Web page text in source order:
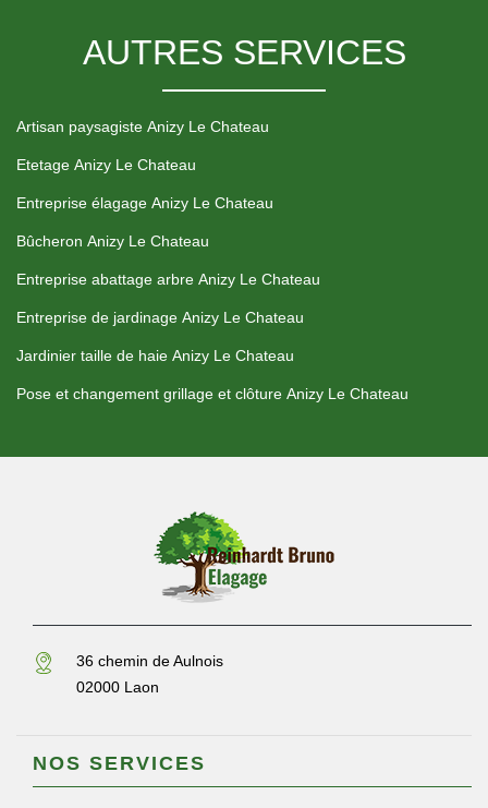
AUTRES SERVICES
Artisan paysagiste Anizy Le Chateau
Etetage Anizy Le Chateau
Entreprise élagage Anizy Le Chateau
Bûcheron Anizy Le Chateau
Entreprise abattage arbre Anizy Le Chateau
Entreprise de jardinage Anizy Le Chateau
Jardinier taille de haie Anizy Le Chateau
Pose et changement grillage et clôture Anizy Le Chateau
36 chemin de Aulnois
02000 Laon
NOS SERVICES